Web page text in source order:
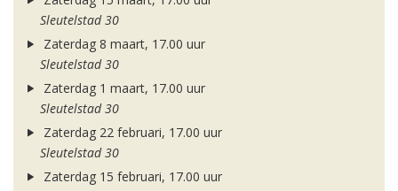
Sleutelstad 30
Zaterdag 8 maart, 17.00 uur
Sleutelstad 30
Zaterdag 1 maart, 17.00 uur
Sleutelstad 30
Zaterdag 22 februari, 17.00 uur
Sleutelstad 30
Zaterdag 15 februari, 17.00 uur